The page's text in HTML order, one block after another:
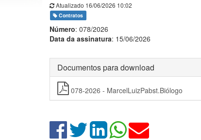
Atualizado 16/06/2026 10:02
Contratos
Número: 078/2026
Data da assinatura: 15/06/2026
Documentos para download
078-2026 - MarcelLuizPabst.Biólogo